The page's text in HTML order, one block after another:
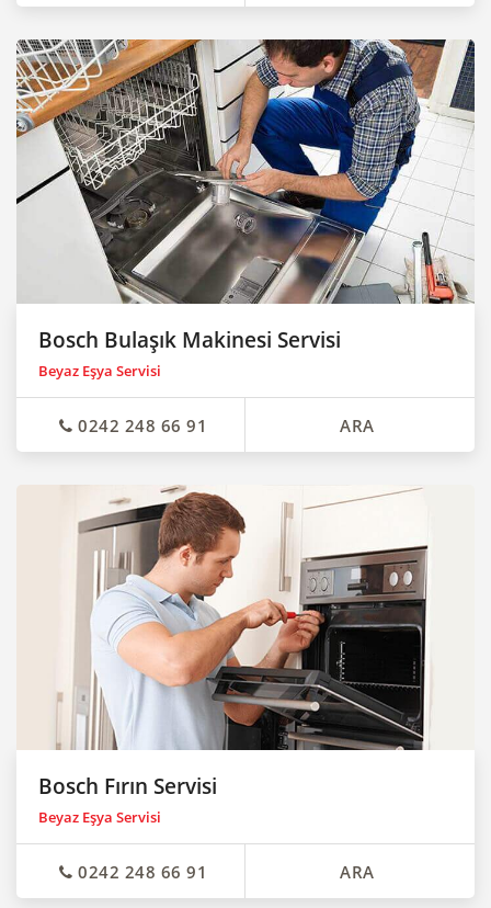
Bosch Bulaşık Makinesi Servisi
Beyaz Eşya Servisi
0242 248 66 91 ARA
Bosch Fırın Servisi
Beyaz Eşya Servisi
0242 248 66 91 ARA